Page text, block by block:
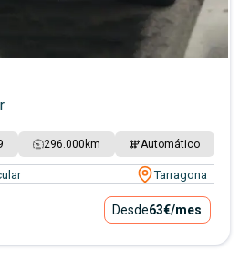
296.000 km Automático
Tarragona
Desde63€/mes